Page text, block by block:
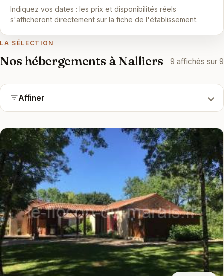
Indiquez vos dates : les prix et disponibilités réels
s'afficheront directement sur la fiche de l'établissement.
LA SÉLECTION
Nos hébergements à Nalliers 9 affichés sur 9
Affiner